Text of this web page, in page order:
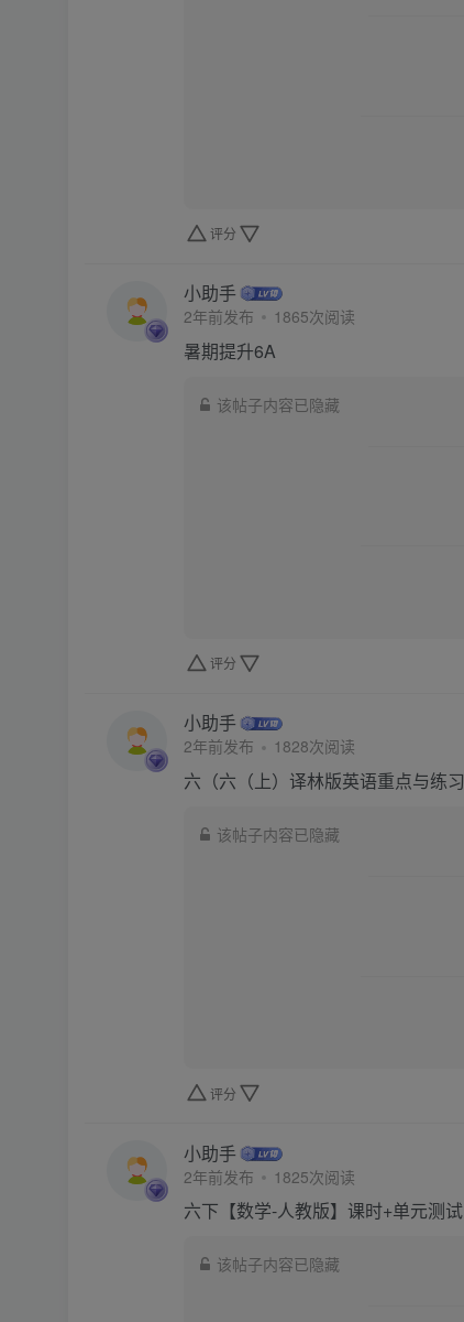
评分
小助手
2年前发布 1865次阅读
暑期提升6A
该帖子内容已隐藏
评分
小助手
2年前发布 1828次阅读
六（六（上）译林版英语重点与练习
该帖子内容已隐藏
评分
小助手
2年前发布 1825次阅读
六下【数学-人教版】课时+单元测试
该帖子内容已隐藏